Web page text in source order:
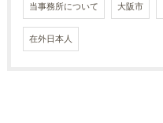
当事務所について 大阪市
在外日本人